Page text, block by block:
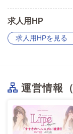
求人用HP
求人用HPを見る
運営情報